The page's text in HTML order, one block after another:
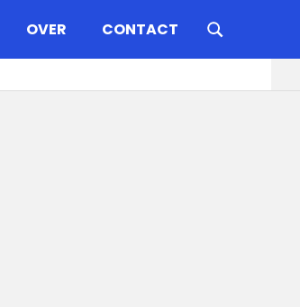
OVER CONTACT